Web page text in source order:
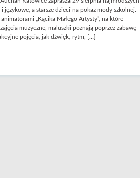
językowe, a starsze dzieci na pokaz mody szkolnej.
„Kącika Małego Artysty”, na które
muzyczne, maluszki poznają poprzez zabawę
pojęcia, jak dźwięk, rytm, […]